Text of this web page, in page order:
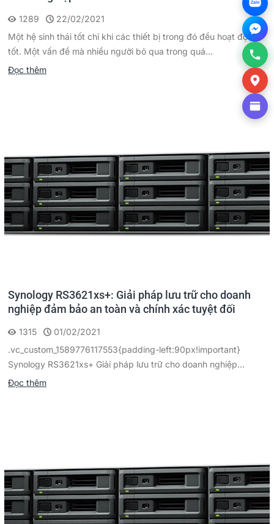
1289
22/02/2021
Một hệ sinh thái tốt chỉ khi các thiết bị trong đó đều hoạt động
tốt. Một vấn đề mà nhiều người bỏ qua trong quá...
Đọc thêm
Synology RS3621xs+: Giải pháp lưu trữ cho doanh
nghiệp đảm bảo an toàn và chính xác tuyệt đối
1315
01/02/2021
.vc_custom_1589776117553{padding-left:90px!important}
Synology RS3621xs+ Giải pháp lưu trữ cho doanh nghiệp...
Đọc thêm
Zalo